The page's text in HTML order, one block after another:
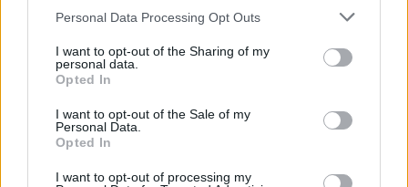
Personal Data Processing Opt Outs
I want to opt-out of the Sharing of my
personal data.
Opted In
I want to opt-out of the Sale of my
Personal Data.
Opted In
I want to opt-out of processing my
zkušenosti. Podle starosty Františka Koudely (ODS) je třeba k
V Plzni se narodilo 18. mládě zubra evropského,
sameček dostal jméno Onzu
8.8.2026 10:13 | PLZEŇ (
evropského od roku 1997, kdy